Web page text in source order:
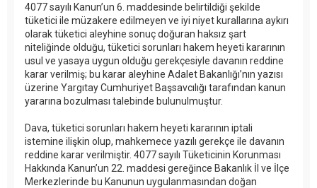
4077 sayılı Kanun’un 6. maddesinde belirtildiği şekilde
tüketici ile müzakere edilmeyen ve iyi niyet kurallarına aykırı
olarak tüketici aleyhine sonuç doğuran haksız şart
niteliğinde olduğu, tüketici sorunları hakem heyeti kararının
usul ve yasaya uygun olduğu gerekçesiyle davanın reddine
karar verilmiş; bu karar aleyhine Adalet Bakanlığı’nın yazısı
üzerine Yargıtay Cumhuriyet Başsavcılığı tarafından kanun
yararına bozulması talebinde bulunulmuştur.
Dava, tüketici sorunları hakem heyeti kararının iptali
istemine ilişkin olup, mahkemece yazılı gerekçe ile davanın
reddine karar verilmiştir. 4077 sayılı Tüketicinin Korunması
Hakkında Kanun’un 22. maddesi gereğince Bakanlık İl ve İlçe
Merkezlerinde bu Kanunun uygulanmasından doğan